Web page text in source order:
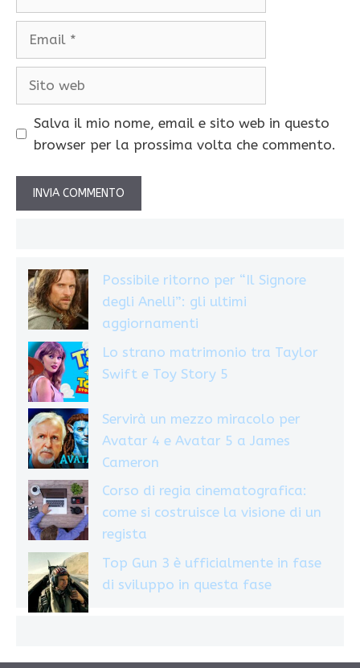
Salva il mio nome, email e sito web in questo
browser per la prossima volta che commento.
Possibile ritorno per “Il Signore
degli Anelli”: gli ultimi
aggiornamenti
Lo strano matrimonio tra Taylor
Swift e Toy Story 5
Servirà un mezzo miracolo per
Avatar 4 e Avatar 5 a James
Cameron
Corso di regia cinematografica:
come si costruisce la visione di un
regista
Top Gun 3 è ufficialmente in fase
di sviluppo in questa fase